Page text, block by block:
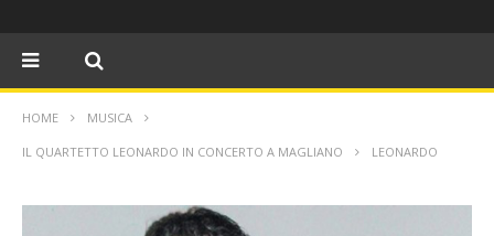
HOME MUSICA
IL QUARTETTO LEONARDO IN CONCERTO A MAGLIANO LEONARDO